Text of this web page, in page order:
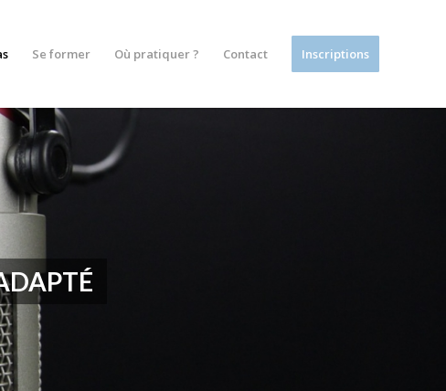
Se former Où pratiquer ? Contact Inscriptions